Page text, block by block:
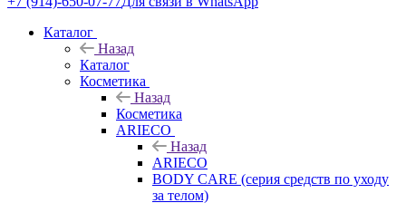
Каталог
Назад
Каталог
Косметика
Назад
Косметика
ARIECO
Назад
ARIECO
BODY CARE (серия средств по уходу
за телом)